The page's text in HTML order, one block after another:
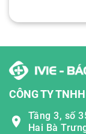
CÔNG TY
Tầng 3, số
Hai Bà